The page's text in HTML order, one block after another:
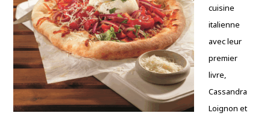
cuisine
italienne
avec leur
premier
livre,
Cassandra
Loignon et